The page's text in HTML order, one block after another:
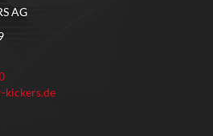
AG
kickers.de